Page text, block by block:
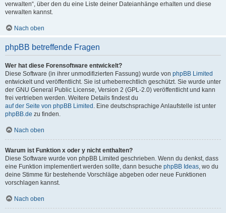
verwalten“, über den du eine Liste deiner Dateianhänge erhalten und diese
verwalten kannst.
Nach oben
phpBB betreffende Fragen
Wer hat diese Forensoftware entwickelt?
Diese Software (in ihrer unmodifizierten Fassung) wurde von phpBB Limited
entwickelt und veröffentlicht. Sie ist urheberrechtlich geschützt. Sie wurde unter
der GNU General Public License, Version 2 (GPL-2.0) veröffentlicht und kann
frei vertrieben werden. Weitere Details findest du
auf der Seite von phpBB Limited . Eine deutschsprachige Anlaufstelle ist unter
phpBB.de zu finden.
Nach oben
Warum ist Funktion x oder y nicht enthalten?
Diese Software wurde von phpBB Limited geschrieben. Wenn du denkst, dass
eine Funktion implementiert werden sollte, dann besuche phpBB Ideas, wo du
deine Stimme für bestehende Vorschläge abgeben oder neue Funktionen
vorschlagen kannst.
Nach oben